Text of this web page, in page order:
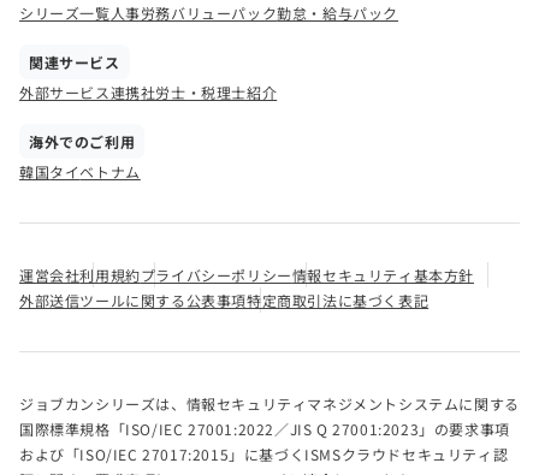
シリーズ一覧人事労務バリューパック勤怠・給与パック
関連サービス
外部サービス連携社労士・税理士紹介
海外でのご利用
韓国タイベトナム
運営会社利用規約プライバシーポリシー情報セキュリティ基本方針
外部送信ツールに関する公表事項特定商取引法に基づく表記
ジョブカンシリーズは、情報セキュリティマネジメントシステムに関する
国際標準規格「ISO/IEC 27001:2022／JIS Q 27001:2023」の要求事項
および「ISO/IEC 27017:2015」に基づくISMSクラウドセキュリティ認